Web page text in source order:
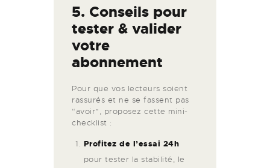
5. Conseils pour
tester & valider
votre
abonnement
Pour que vos lecteurs soient
rassurés et ne se fassent pas
“avoir”, proposez cette mini-
checklist :
Profitez de l’essai 24h
pour tester la stabilité, le